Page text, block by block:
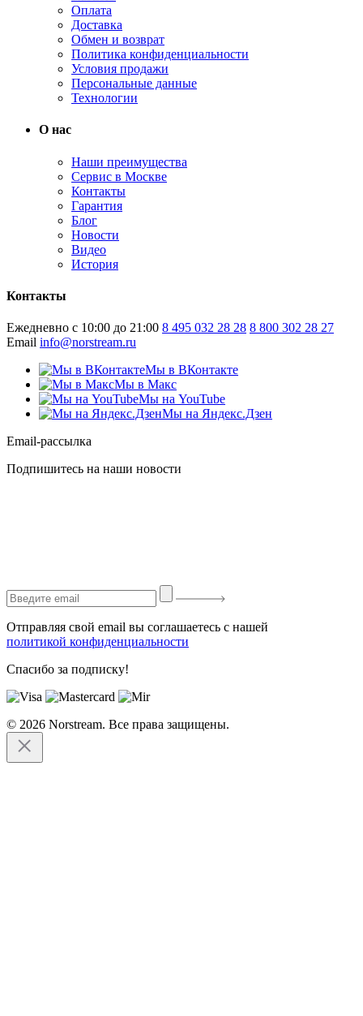
Оплата
Доставка
Обмен и возврат
Политика конфиденциальности
Условия продажи
Персональные данные
Технологии
О нас
Наши преимущества
Сервис в Москве
Контакты
Гарантия
Блог
Новости
Видео
История
Контакты
Ежедневно с 10:00 до 21:00 8 495 032 28 28 8 800 302 28 27
Email info@norstream.ru
Мы в ВКонтакте
Мы в Макс
Мы на YouTube
Мы на Яндекс.Дзен
Email-рассылка
Подпишитесь на наши новости
Отправляя свой email вы соглашаетесь с нашей
политикой конфиденциальности
Спасибо за подписку!
© 2026 Norstream. Все права защищены.